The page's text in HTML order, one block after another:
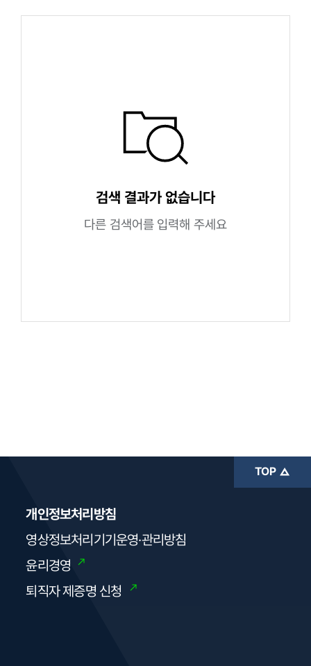
검색 결과가 없습니다
다른 검색어를 입력해 주세요
개인정보처리방침
영상정보처리기기운영·관리방침
윤리경영
퇴직자 제증명 신청
TOP